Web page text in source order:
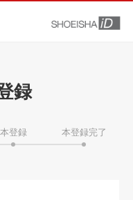
録
本登録 本登録完了